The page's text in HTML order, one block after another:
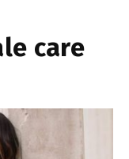
care